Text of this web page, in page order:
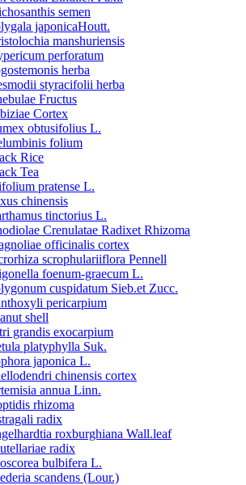
semen
japonicaHoutt.
manshuriensis
perforatum
herba
styracifolii herba
Fructus
Cortex
obtusifolius L.
folium
Rice
Tea
pratense L.
chinensis
tinctorius L.
Crenulatae Radixet Rhizoma
officinalis cortex
scrophulariiflora Pennell
foenum-graecum L.
cuspidatum Sieb.et Zucc.
pericarpium
shell
grandis exocarpium
platyphylla Suk.
japonica L.
chinensis cortex
annua Linn.
rhizoma
radix
roxburghiana Wall.leaf
radix
bulbifera L.
scandens (Lour.)